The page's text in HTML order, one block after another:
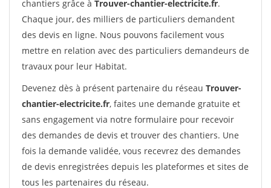
chantiers grâce à Trouver-chantier-electricite.fr.
Chaque jour, des milliers de particuliers demandent
des devis en ligne. Nous pouvons facilement vous
mettre en relation avec des particuliers demandeurs de
travaux pour leur Habitat.
Devenez dès à présent partenaire du réseau Trouver-
chantier-electricite.fr, faites une demande gratuite et
sans engagement via notre formulaire pour recevoir
des demandes de devis et trouver des chantiers. Une
fois la demande validée, vous recevrez des demandes
de devis enregistrées depuis les plateformes et sites de
tous les partenaires du réseau.